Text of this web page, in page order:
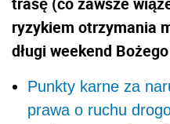
ryzykiem otrzymania
długi weekend
Punkty karne za
prawa o ruchu